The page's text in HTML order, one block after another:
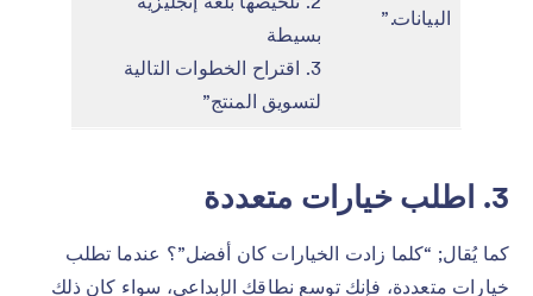
البيانات.”
بسيطة
3. اقتراح الخطوات التالية
لتسويق المنتج”
3. اطلب خيارات متعددة
كما يُقال; “كلما زادت الخيارات كان أفضل”؟ عندما تطلب
خيارات متعددة، فإنك توسع نطاقك الإبداعي، سواء كان ذلك